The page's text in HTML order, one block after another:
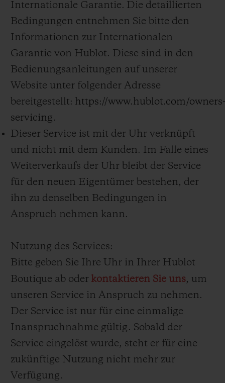
Internationale Garantie. Die detaillierten
Bedingungen entnehmen Sie bitte den
Informationen zur Internationalen
Garantie von Hublot. Diese sind in den
Bedienungsanleitungen auf unserer
Website unter folgender Adresse
bereitgestellt: https://www.hublot.com/owners-
servicing .
Dieser Service ist mit der Uhr verknüpft
und nicht mit dem Kunden. Im Falle eines
Weiterverkaufs der Uhr bleibt der Service
für den neuen Eigentümer bestehen, der
ihn zu denselben Bedingungen in
Anspruch nehmen kann.
Nutzung des Services:
Bitte geben Sie Ihre Uhr in Ihrer Hublot
Boutique ab oder kontaktieren Sie uns, um
unseren Service in Anspruch zu nehmen.
Der Service ist nur für eine einmalige
Inanspruchnahme gültig. Sobald der
Service eingelöst wurde, steht er für eine
zukünftige Nutzung nicht mehr zur
Verfügung.